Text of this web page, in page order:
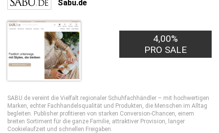
Sabu.de
4,00%
PRO SALE
SABU.de vereint die Vielfalt regionaler Schuhfachhändler – mit hochwertigen
Marken, echter Fachhandelsqualität und Produkten, die Menschen im Alltag
begleiten. Publisher profitieren von starken Conversion-Chancen, einem
breiten Sortiment für die ganze Familie, attraktiver Provision, langer
Cookielaufzeit und schnellen Freigaben.